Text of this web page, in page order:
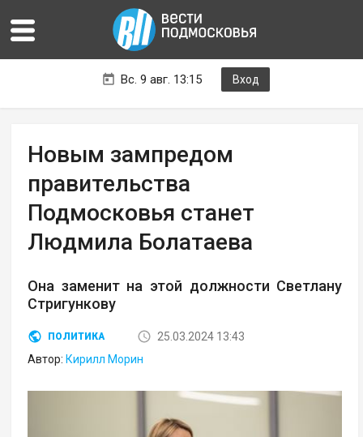
Вс. 9 авг. 13:15 Вход
Новым зампредом
правительства
Подмосковья станет
Людмила Болатаева
Она заменит на этой должности Светлану
Стригункову
ПОЛИТИКА
25.03.2024 13:43
Автор: Кирилл Морин